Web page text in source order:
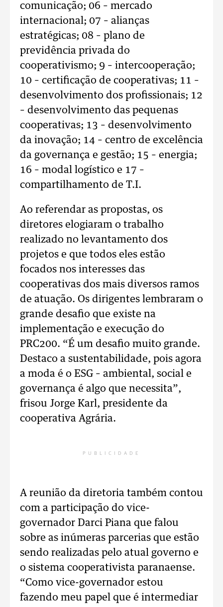
comunicação; 06 – mercado
internacional; 07 – alianças
estratégicas; 08 – plano de
previdência privada do
cooperativismo; 9 – intercooperação;
10 – certificação de cooperativas; 11 –
desenvolvimento dos profissionais; 12
– desenvolvimento das pequenas
cooperativas; 13 – desenvolvimento
da inovação; 14 – centro de excelência
da governança e gestão; 15 – energia;
16 – modal logístico e 17 –
compartilhamento de T.I.
Ao referendar as propostas, os
diretores elogiaram o trabalho
realizado no levantamento dos
projetos e que todos eles estão
focados nos interesses das
cooperativas dos mais diversos ramos
de atuação. Os dirigentes lembraram o
grande desafio que existe na
implementação e execução do
PRC200. “É um desafio muito grande.
Destaco a sustentabilidade, pois agora
a moda é o ESG – ambiental, social e
governança é algo que necessita”,
frisou Jorge Karl, presidente da
cooperativa Agrária.
PUBLICIDADE
A reunião da diretoria também contou
com a participação do vice-
governador Darci Piana que falou
sobre as inúmeras parcerias que estão
sendo realizadas pelo atual governo e
o sistema cooperativista paranaense.
“Como vice-governador estou
fazendo meu papel que é intermediar